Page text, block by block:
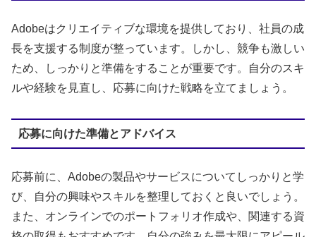
Adobeはクリエイティブな環境を提供しており、社員の成
長を支援する制度が整っています。しかし、競争も激しい
ため、しっかりと準備をすることが重要です。自分のスキ
ルや経験を見直し、応募に向けた戦略を立てましょう。
応募に向けた準備とアドバイス
応募前に、Adobeの製品やサービスについてしっかりと学
び、自分の興味やスキルを整理しておくと良いでしょう。
また、オンラインでのポートフォリオ作成や、関連する資